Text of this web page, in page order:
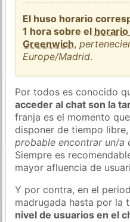
El huso horario
1 hora sobre el
Greenwich,
Europe/Madrid.
Por todos es conocido
acceder al chat son la
franja es el momento
disponer de tiempo
probable encontrar un/a
Siempre es
mayor afluencia de
Y por contra, en el
madrugada hasta por la
nivel de usuarios en el